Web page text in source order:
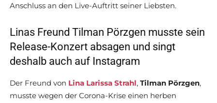
Anschluss an den Live-Auftritt seiner Liebsten.
Linas Freund Tilman Pörzgen musste sein
Release-Konzert absagen und singt
deshalb auch auf Instagram
Der Freund von Lina Larissa Strahl, Tilman Pörzgen,
musste wegen der Corona-Krise einen herben